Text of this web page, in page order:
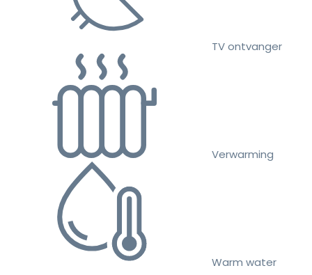
TV ontvanger
Verwarming
Warm water